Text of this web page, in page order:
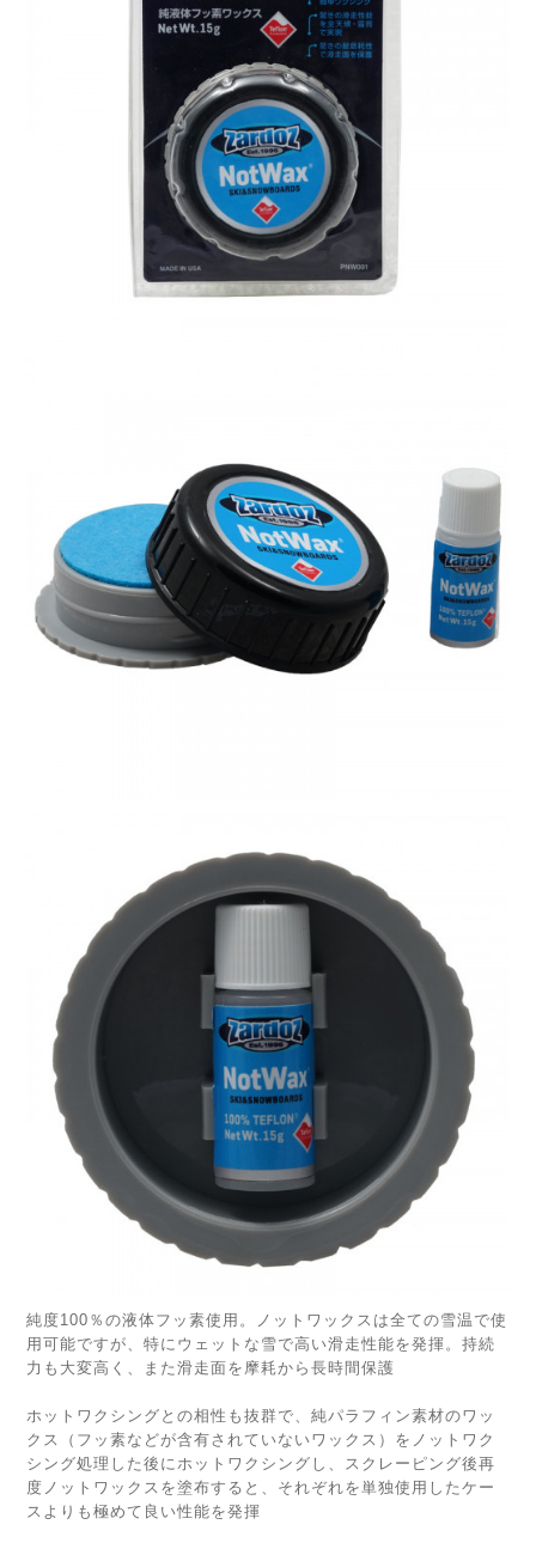
純度100％の液体フッ素使用。ノットワックスは全ての雪温で使
用可能ですが、特にウェットな雪で高い滑走性能を発揮。持続
力も大変高く、また滑走面を摩耗から長時間保護
ホットワクシングとの相性も抜群で、純パラフィン素材のワッ
クス（フッ素などが含有されていないワックス）をノットワク
シング処理した後にホットワクシングし、スクレーピング後再
度ノットワックスを塗布すると、それぞれを単独使用したケー
スよりも極めて良い性能を発揮